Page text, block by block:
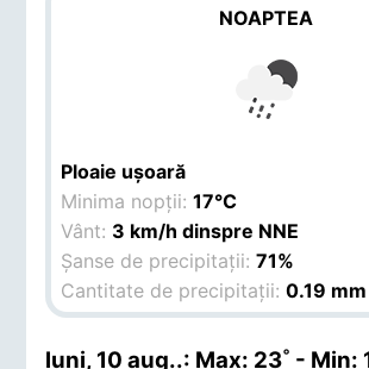
NOAPTEA
Ploaie ușoară
Minima nopții:17°C
Vânt: 3 km/h dinspre NNE
Șanse de precipitații:71%
Cantitate de precipitații:0.19 mm
luni, 10 aug..: Max: 23˚ - Min: